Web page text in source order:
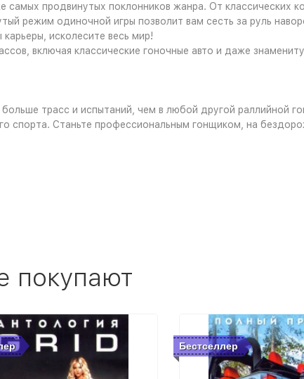
самых продвинутых поклонников жанра. От классических
режим одиночной игры позволит вам сесть за руль
исколесите весь мир!
включая классические гоночные авто и даже
трасс и испытаний, чем в любой другой раллийной
спорта. Станьте профессиональным гонщиком, на
покупают
Бестселлер